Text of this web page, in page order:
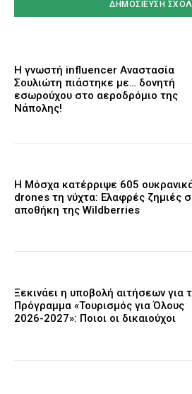
Η γνωστή influencer Αναστασία
Σουλιώτη πιάστηκε με… δονητή
εσωρούχου στο αεροδρόμιο της
Νάπολης!
Η Μόσχα κατέρριψε 605
drones τη νύχτα: Ελαφρές ζημιές
αποθήκη της Wildberries
Ξεκινάει η υποβολή αιτήσεων για
Πρόγραμμα «Τουρισμός για Όλους
2026-2027»: Ποιοι οι δικαιούχοι